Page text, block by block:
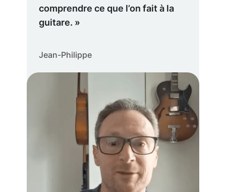
comprendre ce que l’on fait à la
guitare. »
Jean-Philippe